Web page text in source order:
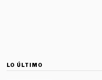
LO ÚLTIMO